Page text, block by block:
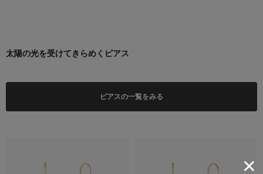
太陽の光を受けてきらめくピアス
ピアスの一覧をみる